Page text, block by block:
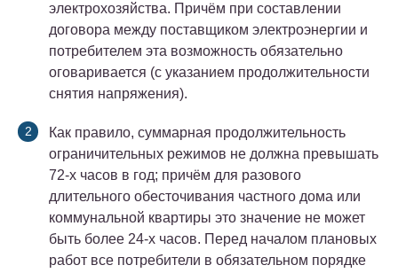
электрохозяйства. Причём при составлении
договора между поставщиком электроэнергии и
потребителем эта возможность обязательно
оговаривается (с указанием продолжительности
снятия напряжения).
Как правило, суммарная продолжительность
ограничительных режимов не должна превышать
72-х часов в год; причём для разового
длительного обесточивания частного дома или
коммунальной квартиры это значение не может
быть более 24-х часов. Перед началом плановых
работ все потребители в обязательном порядке